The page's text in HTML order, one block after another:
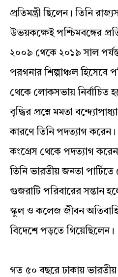
প্রতিমন্ত্রী ছিলেন। তিনি
উভয়কক্ষেই পশ্চিমবঙ্গের
২০০৯ থেকে ২০১৯ সাল
পরগনার শিল্পাঞ্চল হিসেবে
থেকে লোকসভায় নির্বাচিত
বৃদ্ধির প্রশ্নে মমতা
কারণে তিনি পদত্যাগ
কংগ্রেস থেকে পদত্যাগ
তিনি ভারতীয় জনতা পার্টিতে
গুজরাটি পরিবারের সন্তান
স্কুল ও কলেজ জীবন
বিদেশে পড়তে গিয়েছিলেন।
গত ৫০ বছরে ঢাকায় ভারতীয়